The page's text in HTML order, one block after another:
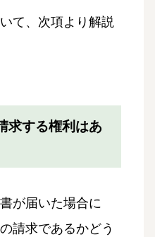
て、次項より解説
求する権利はあ
が届いた場合に
請求であるかどう